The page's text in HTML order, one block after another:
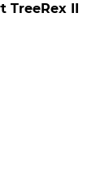
TreeRex II